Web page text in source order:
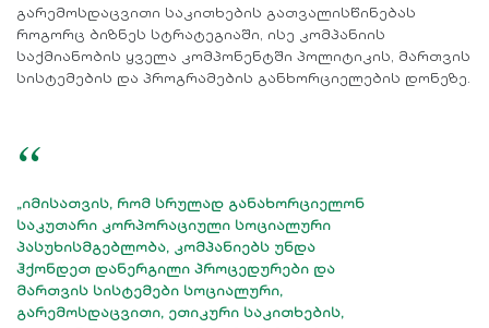
გარემოსდაცვითი საკითხების გათვალისწინებას
როგორც ბიზნეს სტრატეგიაში, ისე კომპანიის
საქმიანობის ყველა კომპონენტში პოლიტიკის, მართვის
სისტემების და პროგრამების განხორციელების დონეზე.
“
„იმისათვის, რომ სრულად განახორციელონ
საკუთარი კორპორაციული სოციალური
პასუხისმგებლობა, კომპანიებს უნდა
ჰქონდეთ დანერგილი პროცედურები და
მართვის სისტემები სოციალური,
გარემოსდაცვითი, ეთიკური საკითხების,